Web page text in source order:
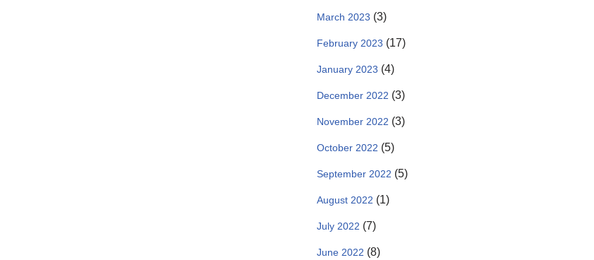
March 2023 (3)
February 2023 (17)
January 2023 (4)
December 2022 (3)
November 2022 (3)
October 2022 (5)
September 2022 (5)
August 2022 (1)
July 2022 (7)
June 2022 (8)